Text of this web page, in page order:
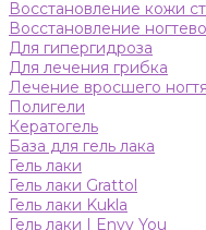
Восстановление кожи
Восстановление
Для гипергидроза
Для лечения грибка
Лечение вросшего ногтя
Полигели
Кератогель
База для гель лака
Гель лаки
Гель лаки Grattol
Гель лаки Kukla
Гель лаки I Envy You